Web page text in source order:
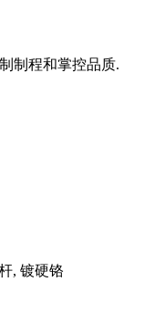
制程和掌控品质.
, 镀硬铬